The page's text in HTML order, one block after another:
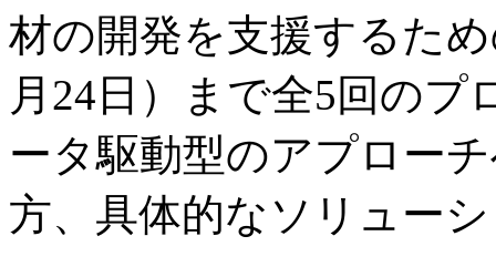
材の開発を支援するた
月24日）まで全5回の
ータ駆動型のアプロー
方、具体的なソリュー